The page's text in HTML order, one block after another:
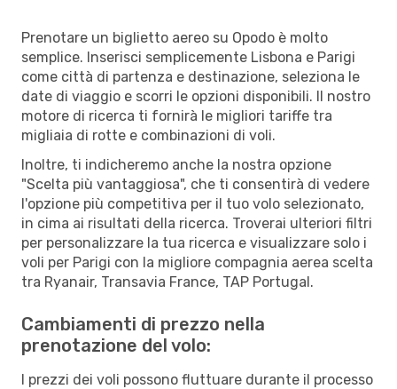
Prenotare un biglietto aereo su Opodo è molto
semplice. Inserisci semplicemente Lisbona e Parigi
come città di partenza e destinazione, seleziona le
date di viaggio e scorri le opzioni disponibili. Il nostro
motore di ricerca ti fornirà le migliori tariffe tra
migliaia di rotte e combinazioni di voli.
Inoltre, ti indicheremo anche la nostra opzione
"Scelta più vantaggiosa", che ti consentirà di vedere
l'opzione più competitiva per il tuo volo selezionato,
in cima ai risultati della ricerca. Troverai ulteriori filtri
per personalizzare la tua ricerca e visualizzare solo i
voli per Parigi con la migliore compagnia aerea scelta
tra Ryanair, Transavia France, TAP Portugal.
Cambiamenti di prezzo nella
prenotazione del volo:
I prezzi dei voli possono fluttuare durante il processo